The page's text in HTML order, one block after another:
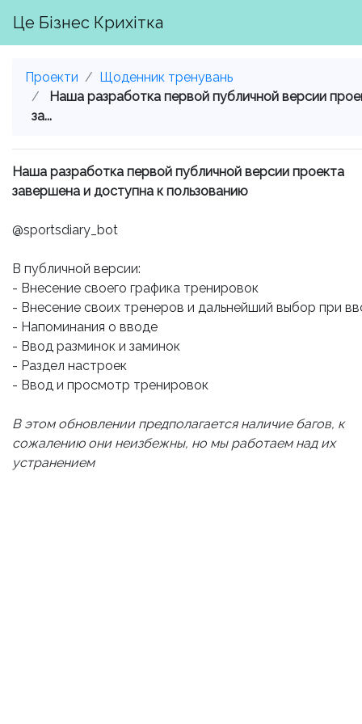
Це Бізнес Крихітка
Проекти
Щоденник тренувань
Наша разработка первой публичной версии
за...
Наша разработка первой публичной версии проекта
завершена и доступна к пользованию
@sportsdiary_bot
В публичной версии:
- Внесение своего графика тренировок
- Внесение своих тренеров и дальнейший выбор при
- Напоминания о вводе
- Ввод разминок и заминок
- Раздел настроек
- Ввод и просмотр тренировок
В этом обновлении предполагается наличие багов, к
сожалению они неизбежны, но мы работаем над их
устранением